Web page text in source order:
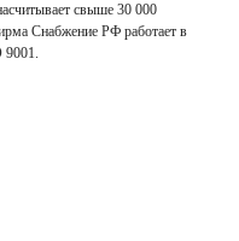
свыше 30 000
Снабжение РФ работает в
9001.